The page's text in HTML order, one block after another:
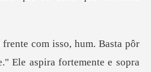
Ele aspira fortemente e sopra